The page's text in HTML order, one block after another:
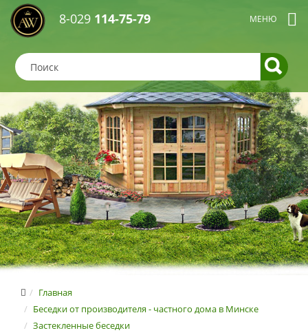
8-029 114-75-79
Главная
Беседки от производителя - частного дома в Минске
Застекленные беседки